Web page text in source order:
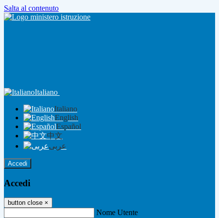
Salta al contenuto
Italiano
Italiano
English
Español
中文
عربى
Accedi
Accedi
button close ×
Nome Utente